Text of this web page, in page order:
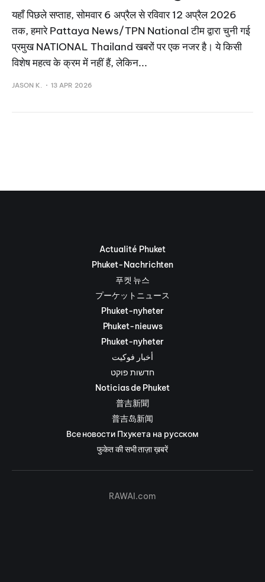
यहाँ पिछले सप्ताह, सोमवार 6 अप्रैल से रविवार 12 अप्रैल 2026
तक, हमारे Pattaya News/TPN National टीम द्वारा चुनी गई
प्रमुख NATIONAL Thailand खबरों पर एक नजर है। ये किसी
विशेष महत्व के क्रम में नहीं हैं, लेकिन...
JASON K. 13 APR 2026
Actualité Phuket
Phuket-Nachrichten
푸켓 뉴스
プーケットニュース
Phuket-nyheter
Phuket-nieuws
Phuket-nyheter
أخبار فوكيت
חדשות פוקט
Noticias de Phuket
普吉新聞
普吉岛新闻
Все новости Пхукета на русском
फुकेत की सभी ताज़ा ख़बरें
RAWAI.com